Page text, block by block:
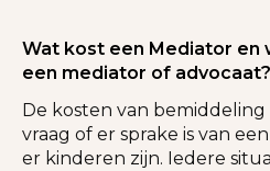
Wat kost een Mediator en
een mediator of advocaat?
De kosten van
vraag of er sprake is van
er kinderen zijn. Iedere